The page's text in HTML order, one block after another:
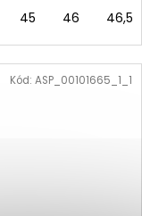
45 46 46,5
Kód: ASP_00101665_1_1